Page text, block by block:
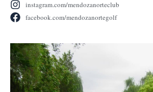
instagram.com/mendozanorteclub
facebook.com/mendozanortegolf